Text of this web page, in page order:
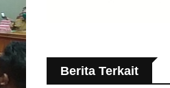
Berita Terkait